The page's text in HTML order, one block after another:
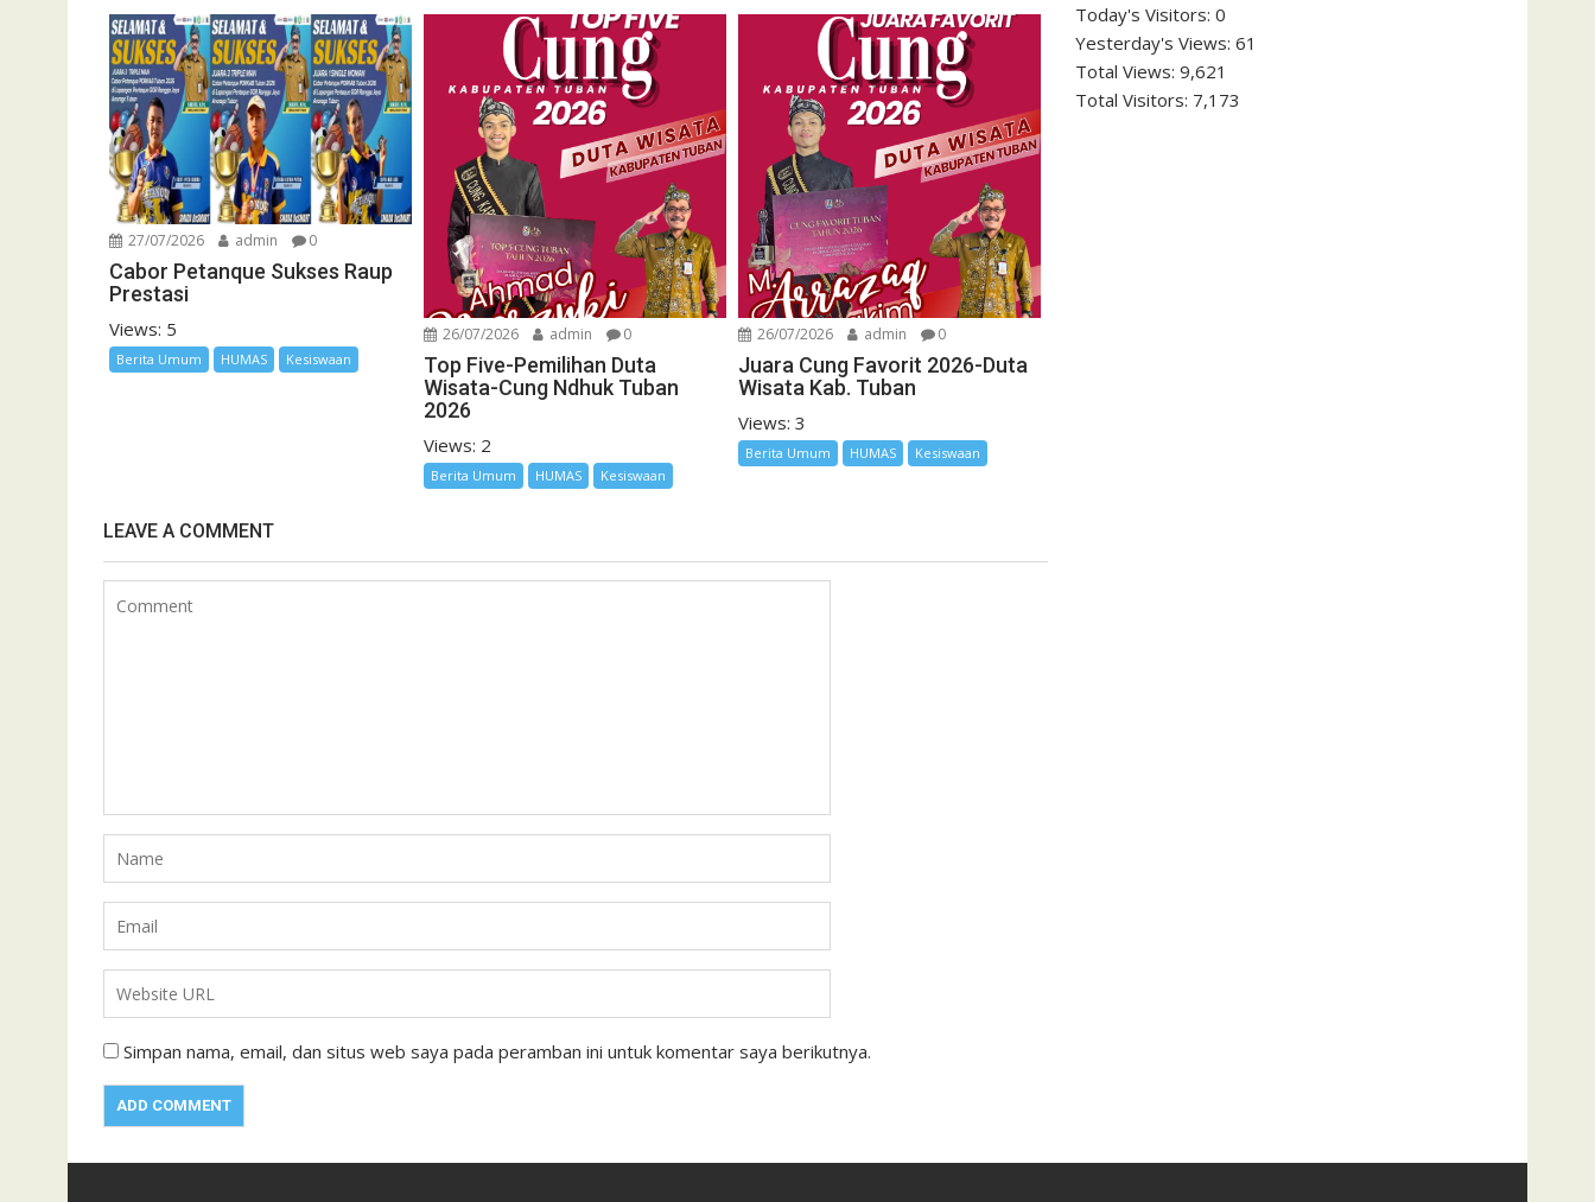
27/07/2026 admin 0
Cabor Petanque Sukses Raup
Prestasi
Views: 5
Berita Umum HUMAS Kesiswaan
26/07/2026 admin 0
Top Five-Pemilihan Duta
Wisata-Cung Ndhuk Tuban
2026
Views: 2
Berita Umum HUMAS Kesiswaan
26/07/2026 admin 0
Juara Cung Favorit 2026-Duta
Wisata Kab. Tuban
Views: 3
Berita Umum HUMAS Kesiswaan
LEAVE A COMMENT
Simpan nama, email, dan situs web saya pada peramban ini untuk komentar saya berikutnya.
Today's Visitors: 0
Yesterday's Views: 61
Total Views: 9,621
Total Visitors: 7,173